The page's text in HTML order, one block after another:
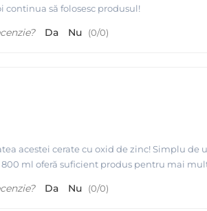
să folosesc produsul!
Da Nu (0/0)
acestei cerate cu oxid de zinc! Simplu
ml oferă suficient produs pentru mai
Da Nu (0/0)